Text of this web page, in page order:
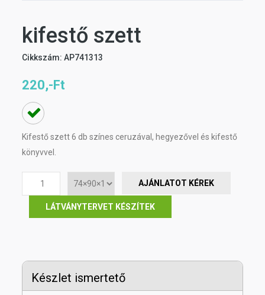
kifestő szett
Cikkszám: AP741313
220,-Ft
Kifestő szett 6 db színes ceruzával, hegyezővel és kifestő
könyvvel.
AJÁNLATOT KÉREK
LÁTVÁNYTERVET KÉSZÍTEK
Készlet ismertető